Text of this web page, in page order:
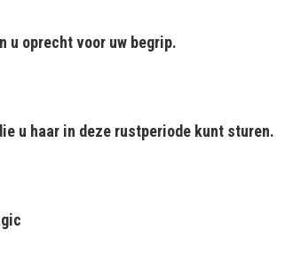
u oprecht voor uw begrip.
u haar in deze rustperiode kunt sturen.